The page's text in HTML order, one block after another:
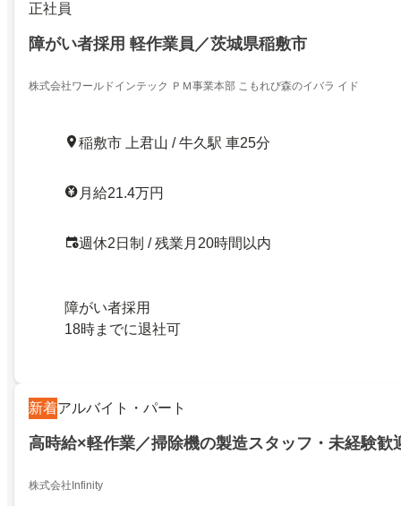
正社員
障がい者採用 軽作業員／茨城県稲敷市
株式会社ワールドインテック ＰＭ事業本部 こもれび森のイバラ イド
稲敷市 上君山 / 牛久駅 車25分
月給21.4万円
週休2日制 / 残業月20時間以内
障がい者採用
18時までに退社可
新着アルバイト・パート
高時給×軽作業／掃除機の製造スタッフ・未経験歓
株式会社Infinity